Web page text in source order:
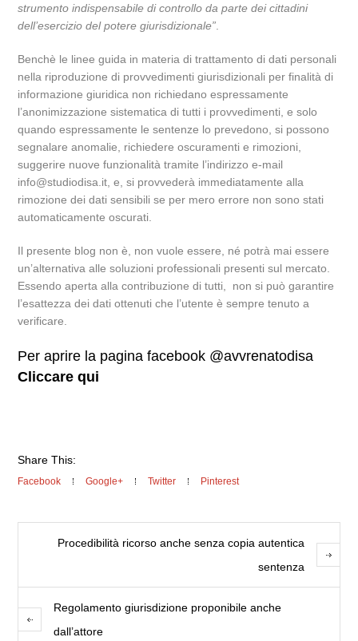
strumento indispensabile di controllo da parte dei cittadini
dell’esercizio del potere giurisdizionale”
Benchè le linee guida in materia di trattamento di dati personali
nella riproduzione di provvedimenti giurisdizionali per finalità di
informazione giuridica non richiedano espressamente
l’anonimizzazione sistematica di tutti i provvedimenti, e solo
quando espressamente le sentenze lo prevedono, si possono
segnalare anomalie, richiedere oscuramenti e rimozioni,
suggerire nuove funzionalità tramite l’indirizzo e-mail
info@studiodisa.it, e, si provvederà immediatamente alla
rimozione dei dati sensibili se per mero errore non sono stati
automaticamente oscurati.
Il presente blog non è, non vuole essere, né potrà mai essere
un’alternativa alle soluzioni professionali presenti sul mercato.
Essendo aperta alla contribuzione di tutti, non si può garantire
l’esattezza dei dati ottenuti che l’utente è sempre tenuto a
verificare.
Per aprire la pagina facebook @avvrenatodisa
Cliccare qui
Share This:
Facebook Google+ Twitter Pinterest
Procedibilità ricorso anche senza copia autentica
sentenza
Regolamento giurisdizione proponibile anche
dall’attore